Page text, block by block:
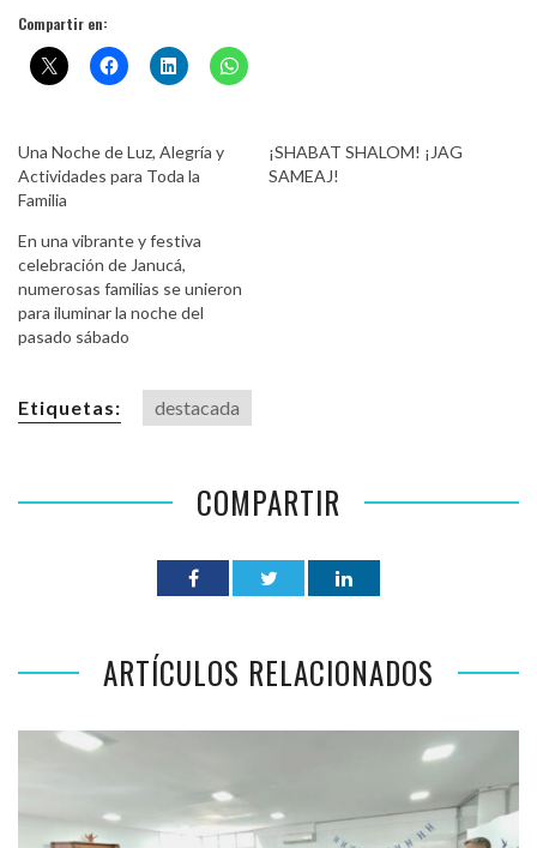
Compartir en:
Una Noche de Luz, Alegría y
Actividades para Toda la
Familia
¡SHABAT SHALOM! ¡JAG
SAMEAJ!
En una vibrante y festiva
celebración de Janucá,
numerosas familias se unieron
para iluminar la noche del
pasado sábado
Etiquetas: destacada
COMPARTIR
ARTÍCULOS RELACIONADOS